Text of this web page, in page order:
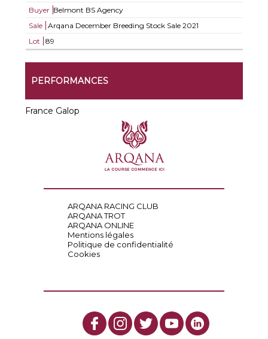
Buyer Belmont BS Agency
Sale
Arqana December Breeding Stock Sale 2021
Lot
89
PERFORMANCES
France Galop
ARQANA RACING CLUB
ARQANA TROT
ARQANA ONLINE
Mentions légales
Politique de confidentialité
Cookies